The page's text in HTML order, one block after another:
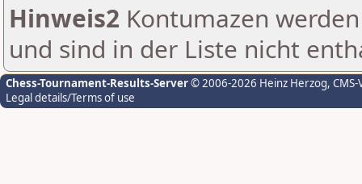
Hinweis2 Kontumazen
und sind in der Liste nicht
Chess-Tournament-Results-Server© 2006-2026 Heinz Herzog,
Legal details/Terms of use